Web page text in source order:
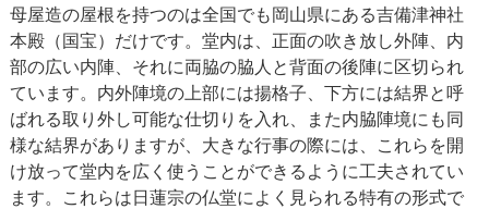
母屋造の屋根を持つのは全国でも岡山県にある吉備津神社
本殿（国宝）だけです。堂内は、正面の吹き放し外陣、内
部の広い内陣、それに両脇の脇人と背面の後陣に区切られ
ています。内外陣境の上部には揚格子、下方には結界と呼
ばれる取り外し可能な仕切りを入れ、また内脇陣境にも同
様な結界がありますが、大きな行事の際には、これらを開
け放って堂内を広く使うことができるように工夫されてい
ます。これらは日蓮宗の仏堂によく見られる特有の形式で